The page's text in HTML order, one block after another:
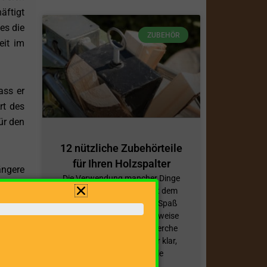
die
im
er
des
den
von
dass
mit
der
ZUBEHÖR
12 nützliche Zubehörteile
für Ihren Holzspalter
Die Verwendung mancher Dinge
macht manchmal erst mit dem
richtigen Zubehör richtig Spaß
bzw. erleichtert dieses teilweise
vieles. Während der Recherche
für diesen Beitrag war mir klar,
dass viele Zubehörteile